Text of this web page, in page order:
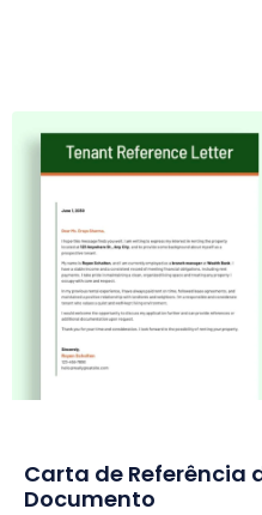
Carta de Referência
Documento